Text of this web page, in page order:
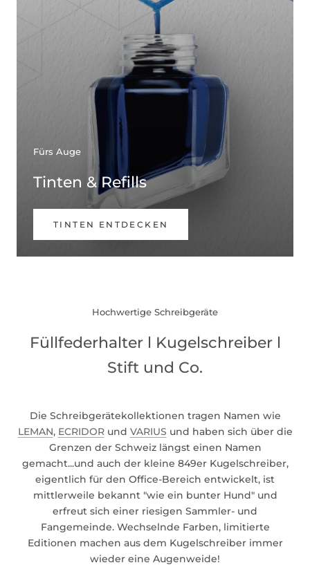
Fürs Auge
Tinten & Refills
TINTEN ENTDECKEN
Hochwertige Schreibgeräte
Füllfederhalter l Kugelschreiber l
Stift und Co.
Die Schreibgerätekollektionen tragen Namen wie
LEMAN, ECRIDORund VARIUS und haben sich über die
Grenzen der Schweiz längst einen Namen
gemacht...und auch der kleine 849er Kugelschreiber,
eigentlich für den Office-Bereich entwickelt, ist
mittlerweile bekannt "wie ein bunter Hund" und
erfreut sich einer riesigen Sammler- und
Fangemeinde. Wechselnde Farben, limitierte
Editionen machen aus dem Kugelschreiber immer
wieder eine Augenweide!